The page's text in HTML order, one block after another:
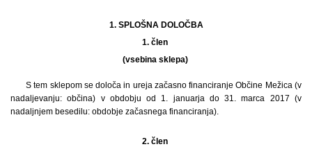
1. SPLOŠNA DOLOČBA
1. člen
(vsebina sklepa)
S tem sklepom se določa in ureja začasno financiranje Občine Mežica (v
nadaljevanju: občina) v obdobju od 1. januarja do 31. marca 2017 (v
nadaljnjem besedilu: obdobje začasnega financiranja).
2. člen